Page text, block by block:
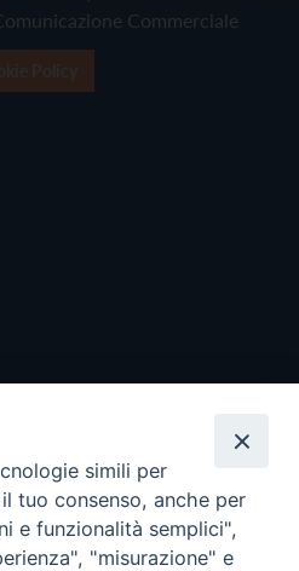
Commerciale
simili per
tuo consenso, anche per
e funzionalità semplici",
"misurazione" e